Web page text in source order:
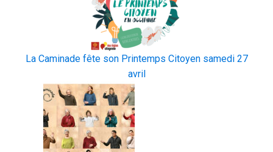
La Caminade fête son Printemps Citoyen samedi 27
avril